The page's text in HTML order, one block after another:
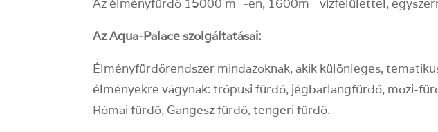
Az élményfürdő 15000 m -en, 1600m vízfelülettel,
Az Aqua-Palace szolgáltatásai:
Élményfürdőrendszer mindazoknak, akik különleges,
élményekre vágynak: trópusi fürdő, jégbarlangfürdő, mozi-
Római fürdő, Gangesz fürdő, tengeri fürdő.